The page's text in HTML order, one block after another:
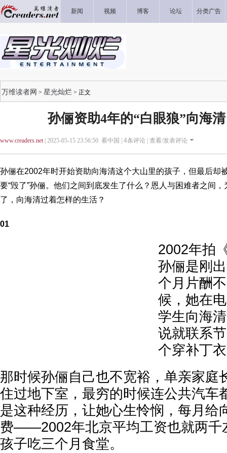
新闻 视频 博客 论坛 分类广告
万维读者网 > 星光灿烂 > 正文
孙俪资助4年的“白眼狼”向海
www.creaders.net| 2025-05-15 23:56:50 看中国 | 4条评论 | 查看/发表评论
孙俪在2002年时开始资助向海清这个大山里的孩子，但最后却
要“毁了”孙俪。他们之间到底发生了什么？恩人与困难者之间
了，向海清过着怎样的生活？
01
2002年拍
孙俪是刚
个月片酬
候，她在
学生向海
说就联系
个穿补丁
那时候孙俪自己也不宽裕，单亲家庭
住过地下室，最穷的时候连公共汽车
是这种经历，让她心生怜悯，每月给
费——2002年北京平均工资也就两千
孩子吃三个月食堂。